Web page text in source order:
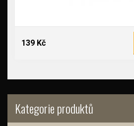
Kategorie produktů
139 Kč